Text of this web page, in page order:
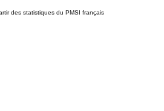
des statistiques du PMSI français